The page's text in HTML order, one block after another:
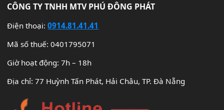
CÔNG TY TNHH MTV PHÚ ĐÔNG PHÁT
Điện thoại:0914.81.41.41
Mã số thuế: 0401795071
Giờ hoạt động: 7h – 18h
Địa chỉ: 77 Huỳnh Tấn Phát, Hải Châu, TP. Đà Nẵng